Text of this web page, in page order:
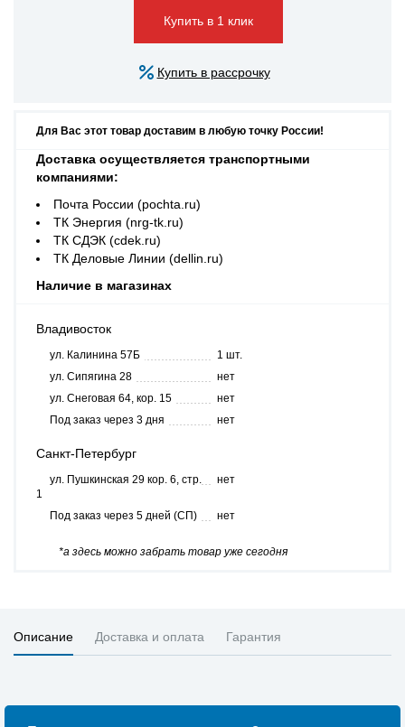
Купить в 1 клик
Купить в рассрочку
Для Вас этот товар доставим в любую точку России!
Доставка осуществляется транспортными
компаниями:
Почта России (pochta.ru)
ТК Энергия (nrg-tk.ru)
ТК СДЭК (cdek.ru)
ТК Деловые Линии (dellin.ru)
Наличие в магазинах
Владивосток
ул. Калинина 57Б
1 шт.
ул. Сипягина 28
нет
ул. Снеговая 64, кор. 15
нет
Под заказ через 3 дня
нет
Санкт-Петербург
ул. Пушкинская 29 кор. 6, стр.
1
нет
Под заказ через 5 дней (СП) нет
*а здесь можно забрать товар уже сегодня
Описание Доставка и оплата Гарантия